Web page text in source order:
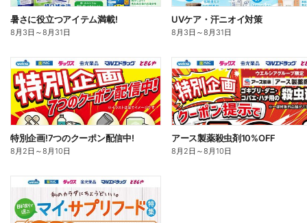
暑さに役立つアイテム満載!
8月3日 ～8月31日
UVケア・汗ニオイ対策
8月3日 ～8月31日
特別企画!7つのクーポン配信中!
8月2日 ～8月10日
アース製薬殺虫剤10%OFF
8月2日 ～8月10日